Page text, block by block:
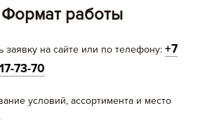
Формат работы
заявку на сайте или по телефону: +7
73-70
условий, ассортимента и место